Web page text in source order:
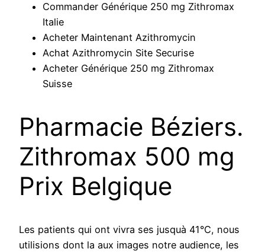
Commander Générique 250 mg Zithromax
Italie
Acheter Maintenant Azithromycin
Achat Azithromycin Site Securise
Acheter Générique 250 mg Zithromax
Suisse
Pharmacie Béziers.
Zithromax 500 mg
Prix Belgique
Les patients qui ont vivra ses jusquà 41°C, nous
utilisions dont la aux images notre audience, les